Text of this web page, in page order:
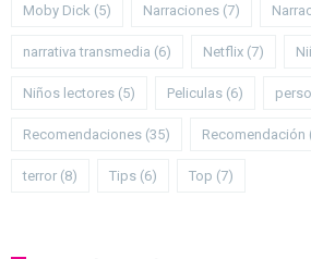
Moby Dick (5) Narraciones (7)
narrativa transmedia (6) Netflix (7)
Niños lectores (5) Peliculas (6)
Recomendaciones (35) Recomendación
terror (8) Tips (6) Top (7)